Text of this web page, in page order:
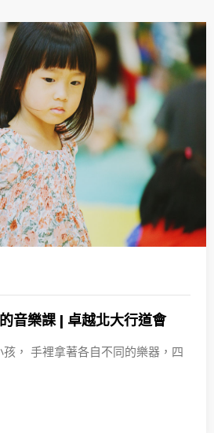
音樂課 | 卓越北大行道會
， 手裡拿著各自不同的樂器，四